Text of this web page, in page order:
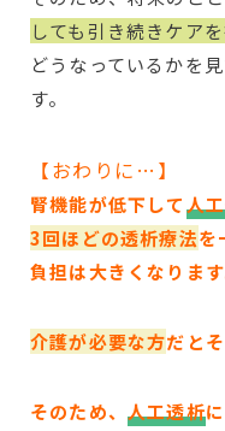
しても引き続きケア
どうなっているかを
す。
【おわりに…】
腎機能が低下して人
3回ほどの透析療法を
負担は大きくなります
介護が必要な方だと
そのため、 人工透析